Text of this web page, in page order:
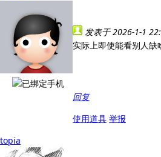
发表于 2026-1-1
实际上即使能看别人
回复
使用道具 举报
topia